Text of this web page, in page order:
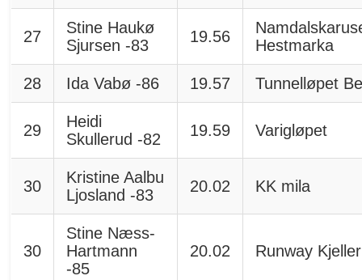
27
Stine Haukø
Sjursen -83
19.56
Hestmarka
28 Ida Vabø -86 19.57 Tunnelløpet
29
Heidi
Skullerud -82
19.59 Varigløpet
30
Kristine Aalbu
Ljosland -83
20.02 KK mila
30
Stine Næss-
Hartmann
-85
20.02 Runway Kjeller